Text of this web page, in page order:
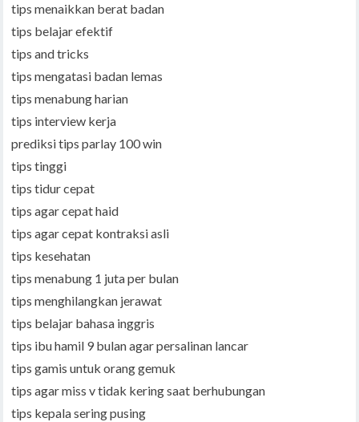
tips menaikkan berat badan
tips belajar efektif
tips and tricks
tips mengatasi badan lemas
tips menabung harian
tips interview kerja
prediksi tips parlay 100 win
tips tinggi
tips tidur cepat
tips agar cepat haid
tips agar cepat kontraksi asli
tips kesehatan
tips menabung 1 juta per bulan
tips menghilangkan jerawat
tips belajar bahasa inggris
tips ibu hamil 9 bulan agar persalinan lancar
tips gamis untuk orang gemuk
tips agar miss v tidak kering saat berhubungan
tips kepala sering pusing